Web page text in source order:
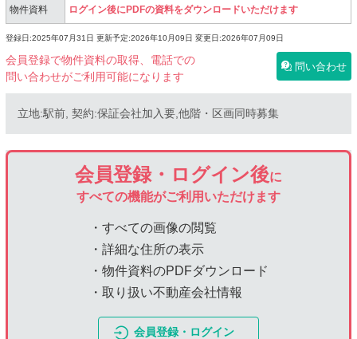
物件資料 ログイン後にPDFの資料をダウンロードいただけます
登録日:2025年07月31日 更新予定:2026年10月09日 変更日:2026年07月09日
会員登録で物件資料の取得、電話での
問い合わせがご利用可能になります
問い合わせ
立地:駅前, 契約:保証会社加入要,他階・区画同時募集
会員登録・ログイン後に
すべての機能がご利用いただけます
・すべての画像の閲覧
・詳細な住所の表示
・物件資料のPDFダウンロード
・取り扱い不動産会社情報
会員登録・ログイン